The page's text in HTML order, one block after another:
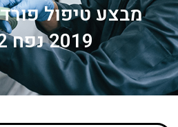
מבצע טיפול
2019 נפח 2 ליטר